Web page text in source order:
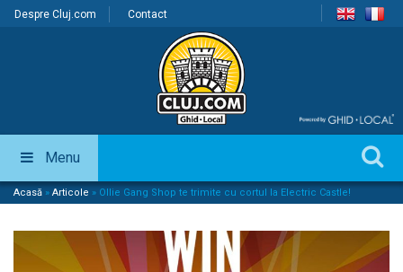
Despre Cluj.com Contact
Menu
Acasă » Articole » Ollie Gang Shop te trimite cu cortul la Electric Castle!